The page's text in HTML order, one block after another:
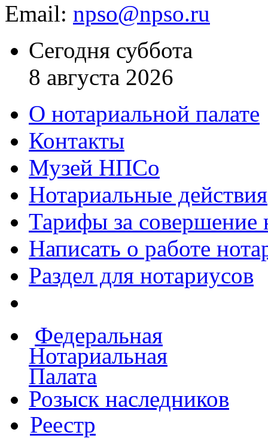
Email: npso@npso.ru
Сегодня суббота
8 августа 2026
О нотариальной палате
Контакты
Музей НПСо
Нотариальные действия
Тарифы за совершение
Написать о работе
Раздел для нотариусов
Федеральная
Нотариальная
Палата
Розыск наследников
Реестр